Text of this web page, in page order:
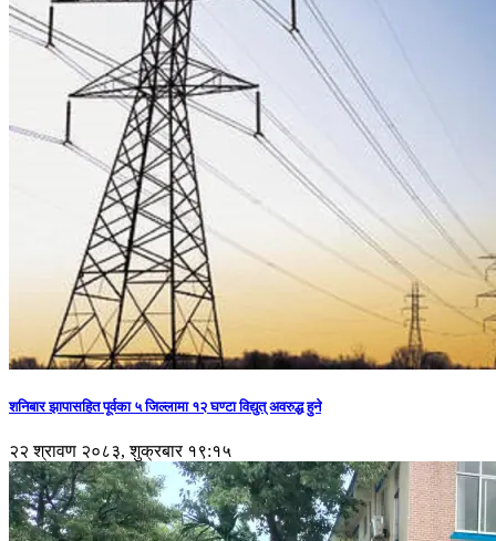
शनिबार झापासहित पूर्वका ५ जिल्लामा १२ घण्टा विद्युत् अवरुद्ध हुने
२२ श्रावण २०८३, शुक्रबार १९:१५